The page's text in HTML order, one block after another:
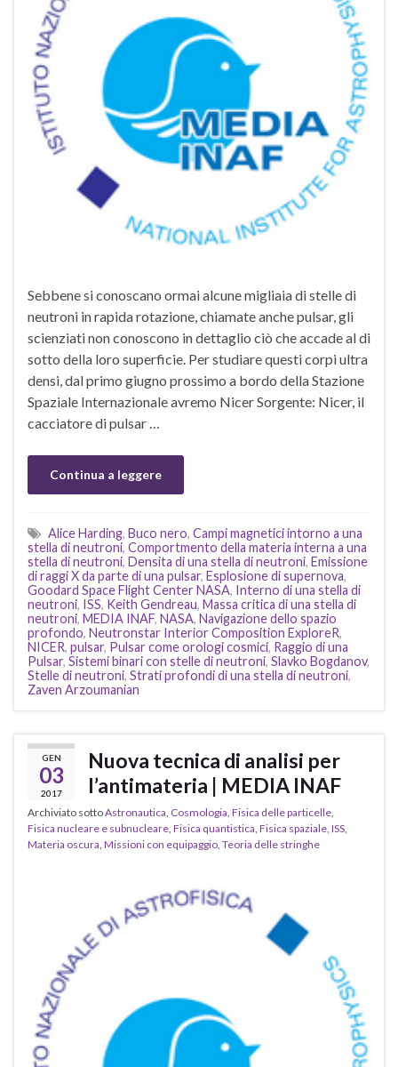
Sebbene si conoscano ormai alcune migliaia di stelle di
neutroni in rapida rotazione, chiamate anche pulsar, gli
scienziati non conoscono in dettaglio ciò che accade al di
sotto della loro superficie. Per studiare questi corpi ultra
densi, dal primo giugno prossimo a bordo della Stazione
Spaziale Internazionale avremo Nicer Sorgente: Nicer, il
cacciatore di pulsar …
Continua a leggere
Alice Harding, Buco nero, Campi magnetici intorno a una
stella di neutroni, Comportmento della materia interna a una
stella di neutroni, Densita di una stella di neutroni, Emissione
di raggi X da parte di una pulsar, Esplosione di supernova,
Goodard Space Flight Center NASA, Interno di una stella di
neutroni, ISS, Keith Gendreau, Massa critica di una stella di
neutroni, MEDIA INAF, NASA, Navigazione dello spazio
profondo, Neutronstar Interior Composition ExploreR,
NICER, pulsar, Pulsar come orologi cosmici, Raggio di una
Pulsar, Sistemi binari con stelle di neutroni, Slavko Bogdanov,
Stelle di neutroni, Strati profondi di una stella di neutroni,
Zaven Arzoumanian
GEN
03
2017
Nuova tecnica di analisi per
l’antimateria | MEDIA INAF
Archiviato sottoAstronautica, Cosmologia, Fisica delle particelle,
Fisica nucleare e subnucleare, Fisica quantistica, Fisica spaziale, ISS,
Materia oscura, Missioni con equipaggio, Teoria delle stringhe